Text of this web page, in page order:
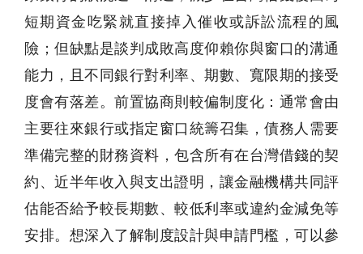
短期資金吃緊就直接掉入催收或訴訟流程的風
險；但缺點是談判成敗高度仰賴你與窗口的溝通
能力，且不同銀行對利率、期數、寬限期的接受
度會有落差。前置協商則較偏制度化：通常會由
主要往來銀行或指定窗口統籌召集，債務人需要
準備完整的財務資料，包含所有在台灣借錢的契
約、近半年收入與支出證明，讓金融機構共同評
估能否給予較長期數、較低利率或違約金減免等
安排。想深入了解制度設計與申請門檻，可以參